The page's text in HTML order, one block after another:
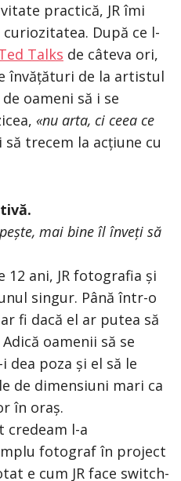
practică, JR îmi
După ce l-
Talks de câteva ori,
învățături de la artistul
oameni să i se
«nu arta, ci ceea ce
să trecem la acțiune cu
mai bine îl înveți să
12 ani, JR fotografia și
singur. Până într-o
fi dacă el ar putea să
oamenii să se
dea poza și el să le
de dimensiuni mari ca
în oraș.
credeam l-a
fotograf în project
e cum JR face switch-